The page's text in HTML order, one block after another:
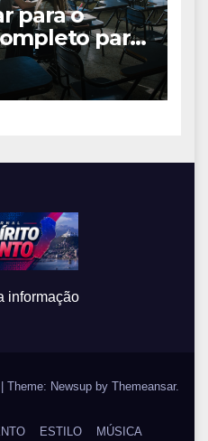
para o
para
na
informação
| Theme: Newsup by Themeansar.
ESTILO MÚSICA